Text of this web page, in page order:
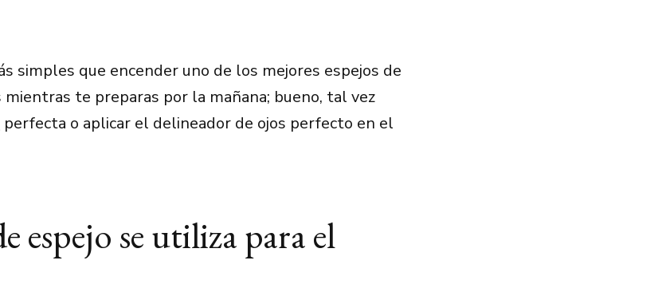
simples que encender uno de los mejores espejos de
te preparas por la mañana; bueno, tal vez
perfecta o aplicar el delineador de ojos perfecto en el
espejo se utiliza para el